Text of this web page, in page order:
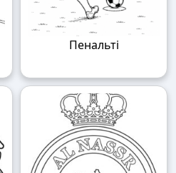
Пенальті